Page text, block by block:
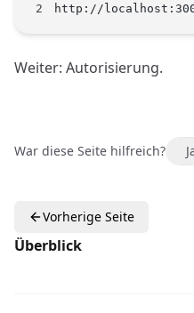
http://
Weiter: Autorisierung.
War diese Seite hilfreich?
Vorherige Seite
Überblick